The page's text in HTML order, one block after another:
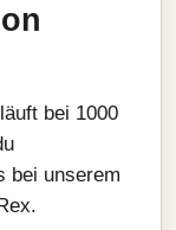
bei 1000
bei unserem